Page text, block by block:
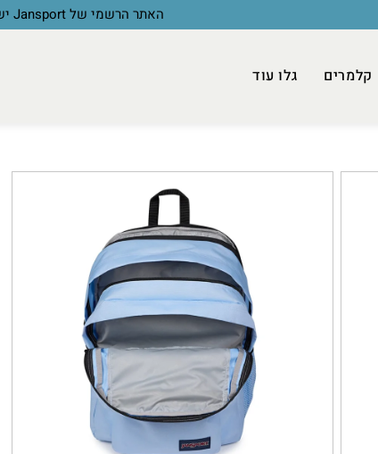
האתר הרשמי של Jansport ישראל
קלמרים גלו עוד